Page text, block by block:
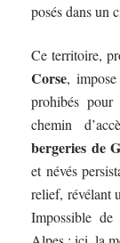
posés dans un
Ce territoire,
Corse,
prohibés pour
chemin
bergeries de
et névés
relief, révélant
Impossible